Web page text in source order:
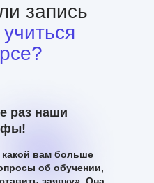
запись
учиться
раз наши
вам больше
об обучении,